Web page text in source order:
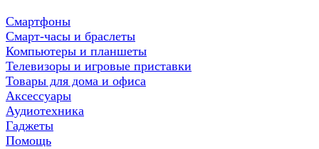
Смартфоны
Смарт-часы и браслеты
Компьютеры и планшеты
Телевизоры и игровые приставки
Товары для дома и офиса
Аксессуары
Аудиотехника
Гаджеты
Помощь